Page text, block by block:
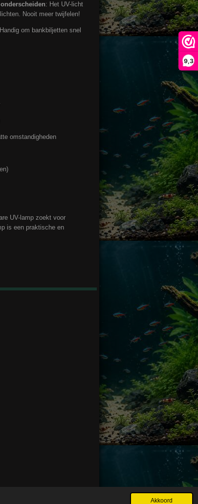
Akkoord
9,3
: Het UV-licht
Nooit meer twijfelen!
om bankbiljetten snel
omstandigheden
UV-lamp zoekt voor
is een praktische en